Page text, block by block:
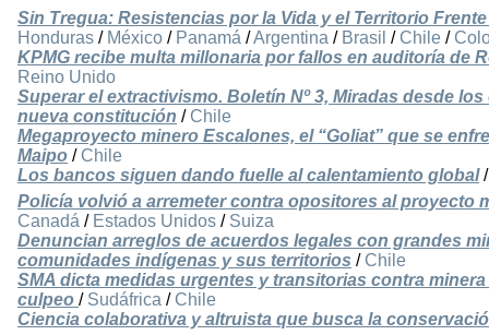
Sin Tregua: Resistencias por la Vida y el Territorio
Honduras / México / Panamá /Argentina / Brasil / Chile /
KPMG recibe multa millonaria por fallos en auditoría de
Reino Unido
Superar el extractivismo. Boletín Nº 3, Miradas desde
nueva constitución / Chile
Megaproyecto minero Escalones, el “Goliat” que se
Maipo / Chile
Los bancos siguen dando fuelle al calentamiento global
Policía volvió a arremeter contra opositores al proyecto
Canadá / Estados Unidos / Suiza
Denuncian arreglos de acuerdos legales con grandes
comunidades indígenas y sus territorios / Chile
SMA dicta medidas urgentes y transitorias contra
culpeo / Sudáfrica / Chile
Ciencia colaborativa y altruista que busca la